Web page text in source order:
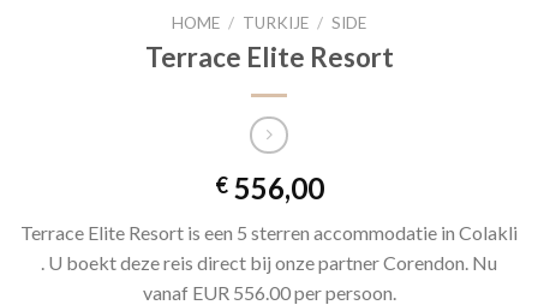
HOME / TURKIJE / SIDE
Terrace Elite Resort
€556,00
Terrace Elite Resort is een 5 sterren accommodatie in Colakli
. U boekt deze reis direct bij onze partner Corendon. Nu
vanaf EUR 556.00 per persoon.